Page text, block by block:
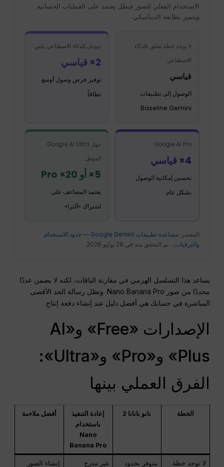
الاستخدام الفعلي للصور فيظل يعتمد على العمليات الحسابية
ويتميز بطابعه الديناميكي.
لا توجد خطة تتعلق بالذكاء
الاصطناعي
قياسي
الوصول إلى تطبيقات
Baseline Gemini
جوجل للذكاء الاصطناعي بلس
2× قياسي
توفير فرص وصول أوسع
نطاقاً
Google AI Pro
4× قياسي
تحسين إمكانية الوصول
بشكل عام
جهاز Google AI Ultra
المؤهل
5× أو 20× Pro
يعتمد المضاعف على
اشتراك «ألترا»
المصدر:
مساعدة تطبيقات Google Gemini — حدود الاستخدام
والترقيات, ، تم التحقق منه في 28 يوليو 2026.
يساعد هذا التسلسل الهرمي في مقارنة الباقات، لكنه لا يضمن عددًا
محددًا من صور Nano Banana Pro. وتظل رسالة الحد الأقصى
المباشرة في حسابك هي أفضل دليل عند إنشاء دفعة إنتاج.
الإصدارات «Free» و«AI
Plus» و«Pro» و«Ultra»:
الفرق العملي بينها
الخطة نانو بانانا 2
إعادة التنفيذ
باستخدام
Nano
Banana Pro
أفضل ملاءمة
لا توجد خطة متوفر بحدود غير مدرج إنشاء الصور